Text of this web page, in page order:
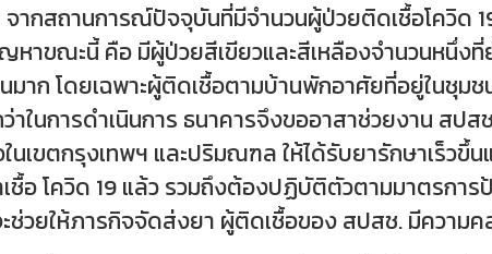
ากสถานการณ์ปัจจุบันที่มีจำนวนผู้ป่วยติดเชื้อโควิด
าขณะนี้ คือ มีผู้ป่วยสีเขียวและสีเหลืองจำนวนหนึ่ง
มาก โดยเฉพาะผู้ติดเชื้อตามบ้านพักอาศัยที่อยู่ในชุ
าในการดำเนินการ ธนาคารจึงขออาสาช่วยงาน สป
เขตกรุงเทพฯ และปริมณฑล ให้ได้รับยารักษาเร็วขึ้น
ชื้อ โควิด 19 แล้ว รวมถึงต้องปฏิบัติตัวตามมาตรกา
วยให้ภารกิจจัดส่งยา ผู้ติดเชื้อของ สปสช. มีความค